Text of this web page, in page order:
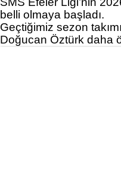
belli olmaya başladı.
Geçtiğimiz sezon
Doğucan Öztürk daha